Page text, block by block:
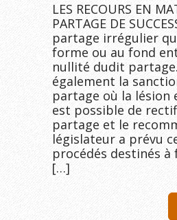
LES RECOURS EN
PARTAGE DE
partage irrégulier
forme ou au fond
nullité dudit
également la
partage où la lésion
est possible de
partage et le
législateur a prévu
procédés destinés à
[…]